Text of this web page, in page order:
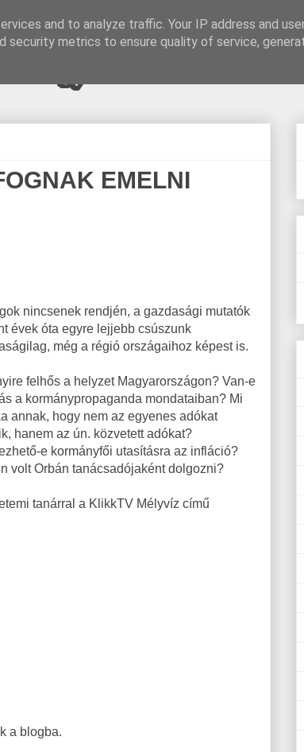
EMELNI
nincsenek rendjén, a gazdasági mutatók
évek óta egyre lejjebb csúszunk
még a régió országaihoz képest is.
felhős a helyzet Magyarországon? Van-e
a kormánypropaganda mondataiban? Mi
annak, hogy nem az egyenes adókat
hanem az ún. közvetett adókat?
e kormányfői utasításra az infláció?
volt Orbán tanácsadójaként dolgozni?
tanárral a KlikkTV Mélyvíz című
a blogba.
and to analyze traffic. Your IP address and
security metrics to ensure quality of service,